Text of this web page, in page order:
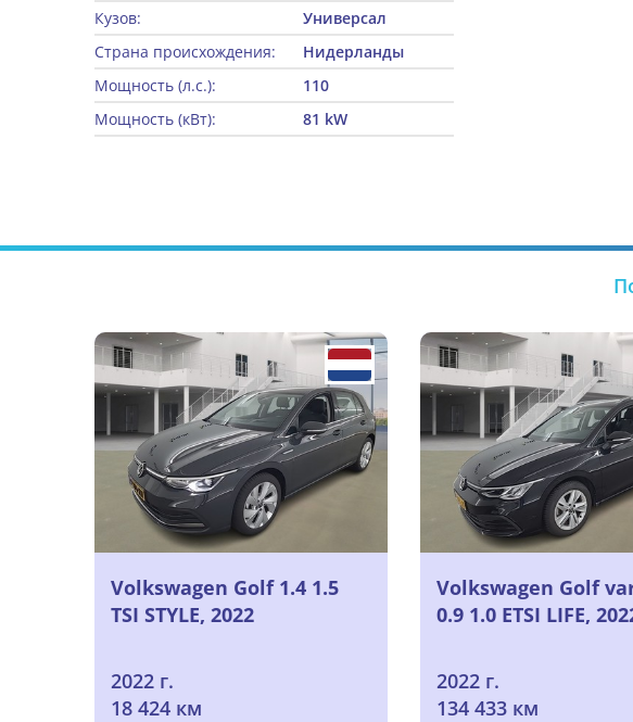
Кузов:
Универсал
Страна происхождения:
Нидерланды
Мощность (л.с.):
110
Мощность (кВт):
81 kW
Volkswagen Golf 1.4 1.5
TSI STYLE, 2022
2022 г.
18 424 км
Volkswagen Golf
0.9 1.0 ETSI LIFE,
2022 г.
134 433 км